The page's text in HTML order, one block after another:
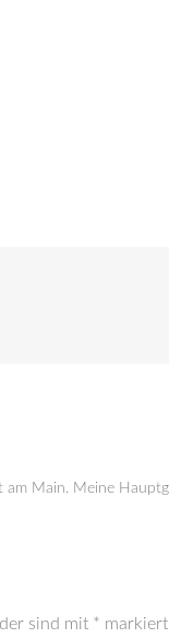
Main. Meine
sind mit * markiert